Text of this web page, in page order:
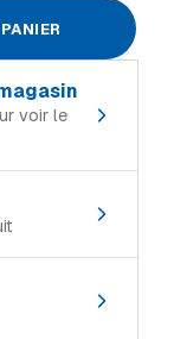
voir le
En stock
En stock